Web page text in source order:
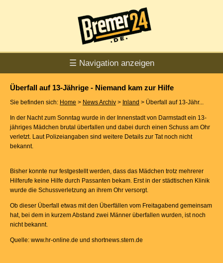
☰ Navigation anzeigen
Überfall auf 13-Jährige - Niemand kam zur Hilfe
Sie befinden sich: Home > News Archiv > Inland > Überfall auf 13-Jähr...
In der Nacht zum Sonntag wurde in der Innenstadt von Darmstadt ein 13-
jähriges Mädchen brutal überfallen und dabei durch einen Schuss am Ohr
verletzt. Laut Polizeiangaben sind weitere Details zur Tat noch nicht
bekannt.
Bisher konnte nur festgestellt werden, dass das Mädchen trotz mehrerer
Hilferufe keine Hilfe durch Passanten bekam. Erst in der städtischen Klinik
wurde die Schussverletzung an ihrem Ohr versorgt.
Ob dieser Überfall etwas mit den Überfällen vom Freitagabend gemeinsam
hat, bei dem in kurzem Abstand zwei Männer überfallen wurden, ist noch
nicht bekannt.
Quelle: www.hr-online.de und shortnews.stern.de